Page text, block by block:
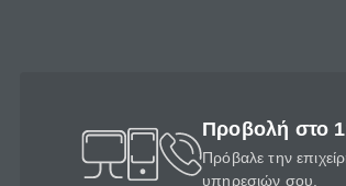
Προβολή στο
Πρόβαλε την
υπηρεσιών σου.